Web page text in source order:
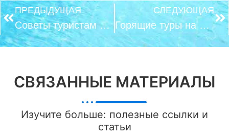
ПРЕДЫДУЩАЯ
Советы туристам на Кубе
СЛЕДУЮЩАЯ
Горящие туры на Кубу
СВЯЗАННЫЕ МАТЕРИАЛЫ
Изучите больше: полезные ссылки и
статьи